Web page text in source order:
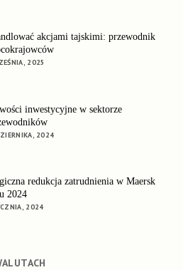
akcjami tajskimi: przewodnik
2025
inwestycyjne w sektorze
2024
redukcja zatrudnienia w Maersk
2024
2024